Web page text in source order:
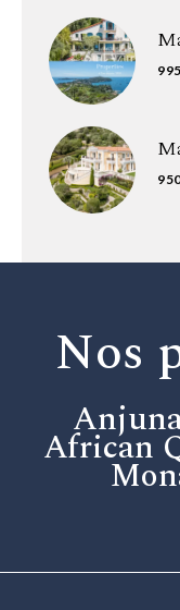
9
9
Nos
African